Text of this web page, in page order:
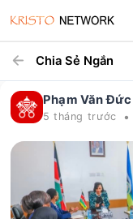
Chia Sẻ Ngắn
Phạm Văn Đức
5 tháng trước •